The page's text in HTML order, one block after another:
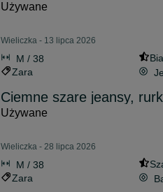
Używane
Wieliczka - 13 lipca 2026
M / 38
Zara
Ciemne szare jeansy,
Używane
Wieliczka - 28 lipca 2026
M / 38
Zara